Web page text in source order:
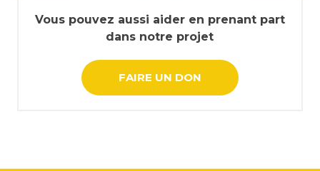
Vous pouvez aussi aider en prenant part
dans notre projet
FAIRE UN DON